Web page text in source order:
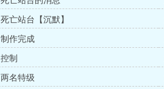
亡站台【沉默】
作完成
制
名特级